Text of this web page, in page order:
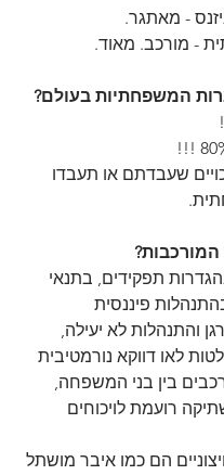
- מאתגר.
- מורכב. מאוד.
המשפחתיות בעולם?
שעבדתם או תעבדו
תפקידים, בתנאי
פיננסית
והתנהלות לא יעילה,
לאו דווקא נורמטיבית
בין בני המשפחה,
רועמת לויכוחים
הם כמו איבר מושתל